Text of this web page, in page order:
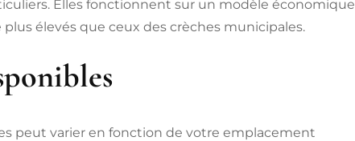
Elles fonctionnent sur un modèle économique
élevés que ceux des crèches municipales.
peut varier en fonction de votre emplacement